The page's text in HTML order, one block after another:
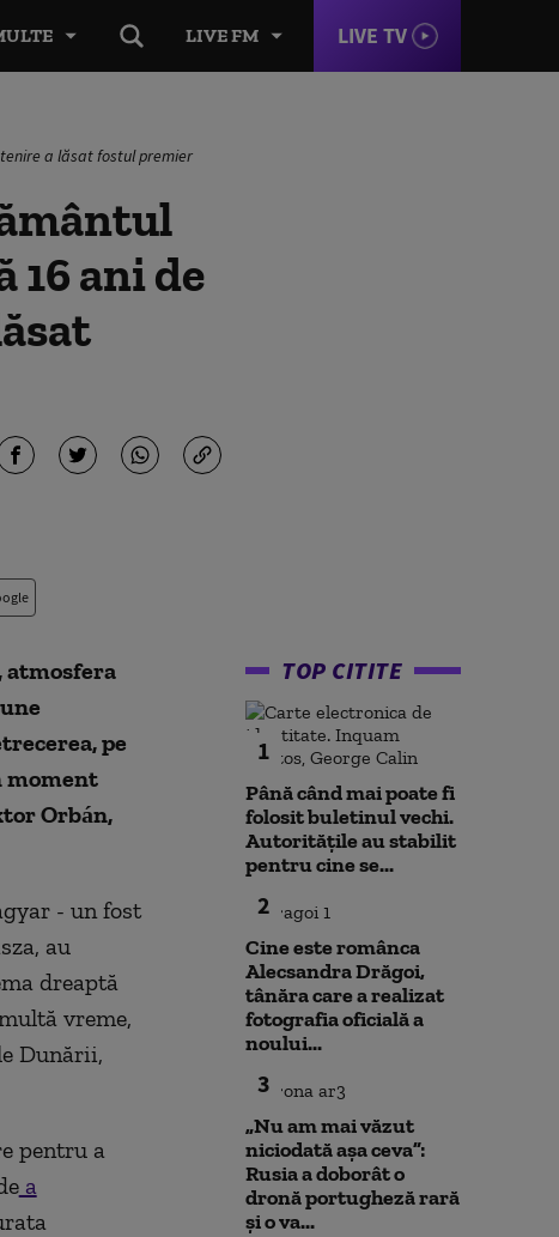
LIVE FM LIVE TV
a lăsat fostul premier
ani de
pe
moment
Orbán,
- un fost
au
dreaptă
vreme,
Dunării,
pentru a
a
TOP CITITE
1
Până când mai poate fi
folosit buletinul vechi.
Autoritățile au stabilit
pentru cine se...
2
Cine este românca
Alecsandra Drăgoi,
tânăra care a realizat
fotografia oficială a
noului...
3
„Nu am mai văzut
niciodată așa ceva”:
Rusia a doborât o
dronă portugheză rară
și o va...